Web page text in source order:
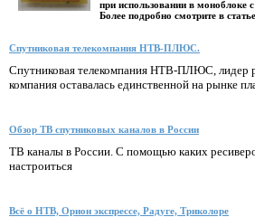
при использовании в
Более подробно смотрите в
Спутниковая телекомпания НТВ-ПЛЮС.
Спутниковая телекомпания НТВ-ПЛЮС, лидер
компания оставалась единственной на рынке
Обзор ТВ спутниковых каналов в России
ТВ каналы в России. С помощью каких
настроиться
Всё о НТВ, Орион экспрессе, Радуге, Триколоре